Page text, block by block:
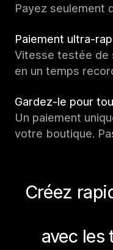
Payez seulement
Paiement ultra-
Vitesse testée de
en un temps
Gardez-le pour
Un paiement
votre boutique.
Créez
avec les